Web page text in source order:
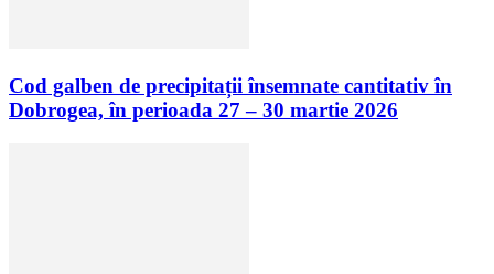
Cod galben de precipitații însemnate cantitativ în
Dobrogea, în perioada 27 – 30 martie 2026